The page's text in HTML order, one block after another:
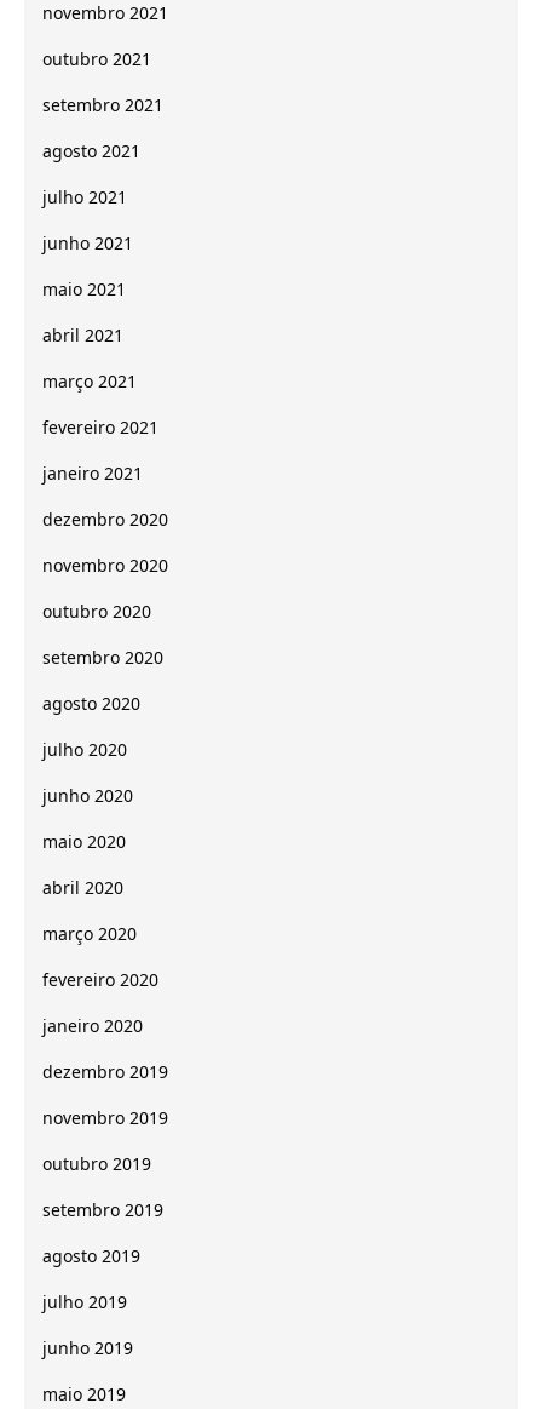
novembro 2021
outubro 2021
setembro 2021
agosto 2021
julho 2021
junho 2021
maio 2021
abril 2021
março 2021
fevereiro 2021
janeiro 2021
dezembro 2020
novembro 2020
outubro 2020
setembro 2020
agosto 2020
julho 2020
junho 2020
maio 2020
abril 2020
março 2020
fevereiro 2020
janeiro 2020
dezembro 2019
novembro 2019
outubro 2019
setembro 2019
agosto 2019
julho 2019
junho 2019
maio 2019